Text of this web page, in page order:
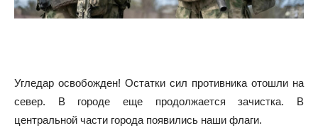
Угледар освобожден! Остатки сил противника отошли на
север. В городе еще продолжается зачистка. В
центральной части города появились наши флаги.